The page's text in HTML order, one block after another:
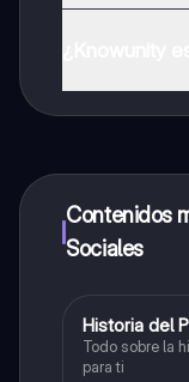
a determinadas
Contenidos
Sociales
Ciencias
Historia del
Todo sobre la
para ti